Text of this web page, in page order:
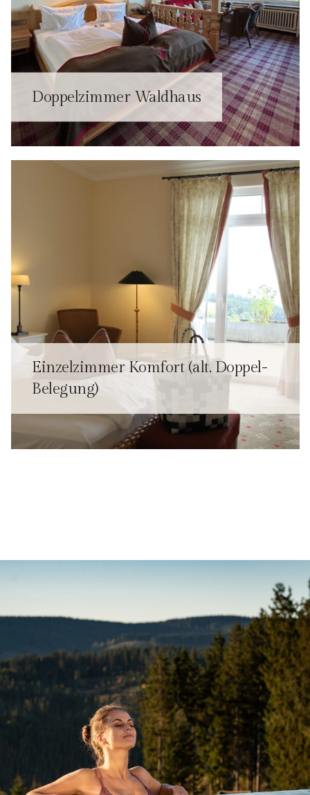
Doppelzimmer Waldhaus
Einzelzimmer Komfort (alt. Doppel-
Belegung)